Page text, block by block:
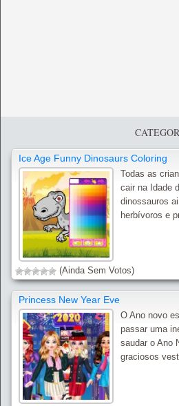
Ice Age Funny Dinosaurs Coloring
Todas as
cair na Idade
dinossauros
herbívoros e
(Ainda Sem Votos)
Princess New Year Eve
O Ano novo
passar uma
saudar o Ano
graciosos